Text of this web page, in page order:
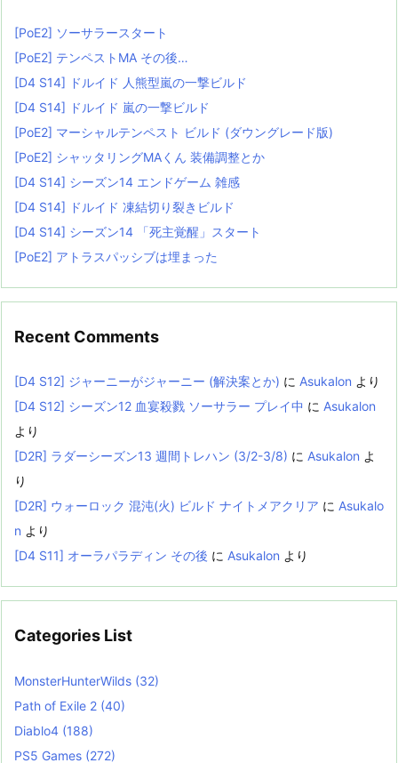
[PoE2] ソーサラースタート
[PoE2] テンペストMA その後…
[D4 S14] ドルイド 人熊型嵐の一撃ビルド
[D4 S14] ドルイド 嵐の一撃ビルド
[PoE2] マーシャルテンペスト ビルド (ダウングレード版)
[PoE2] シャッタリングMAくん 装備調整とか
[D4 S14] シーズン14 エンドゲーム 雑感
[D4 S14] ドルイド 凍結切り裂きビルド
[D4 S14] シーズン14 「死主覚醒」スタート
[PoE2] アトラスパッシブは埋まった
Recent Comments
[D4 S12] ジャーニーがジャーニー (解決案とか) に Asukalon より
[D4 S12] シーズン12 血宴殺戮 ソーサラー プレイ中 に Asukalon
より
[D2R] ラダーシーズン13 週間トレハン (3/2-3/8) に Asukalon よ
り
[D2R] ウォーロック 混沌(火) ビルド ナイトメアクリア に Asukalo
n より
[D4 S11] オーラパラディン その後 に Asukalon より
Categories List
MonsterHunterWilds (32)
Path of Exile 2 (40)
Diablo4 (188)
PS5 Games (272)